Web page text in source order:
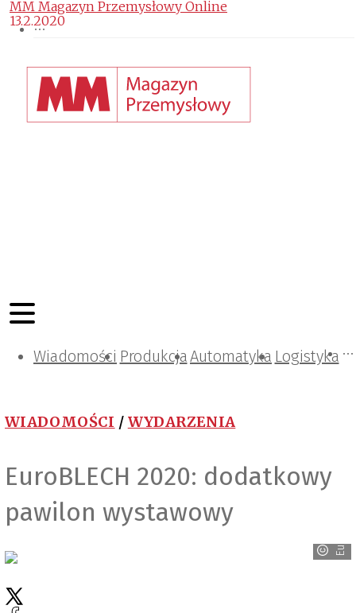
Wiadomości ProdukcjaAutomatyka Logistyka
Projektowanie i konstrukcje
Zarządzanie i IT
Tematy specjalne
WIADOMOŚCI / WYDARZENIA
EuroBLECH 2020: dodatkowy
pawilon wystawowy
EuroBlech
MM Magazyn Przemysłowy Online
13.2.2020